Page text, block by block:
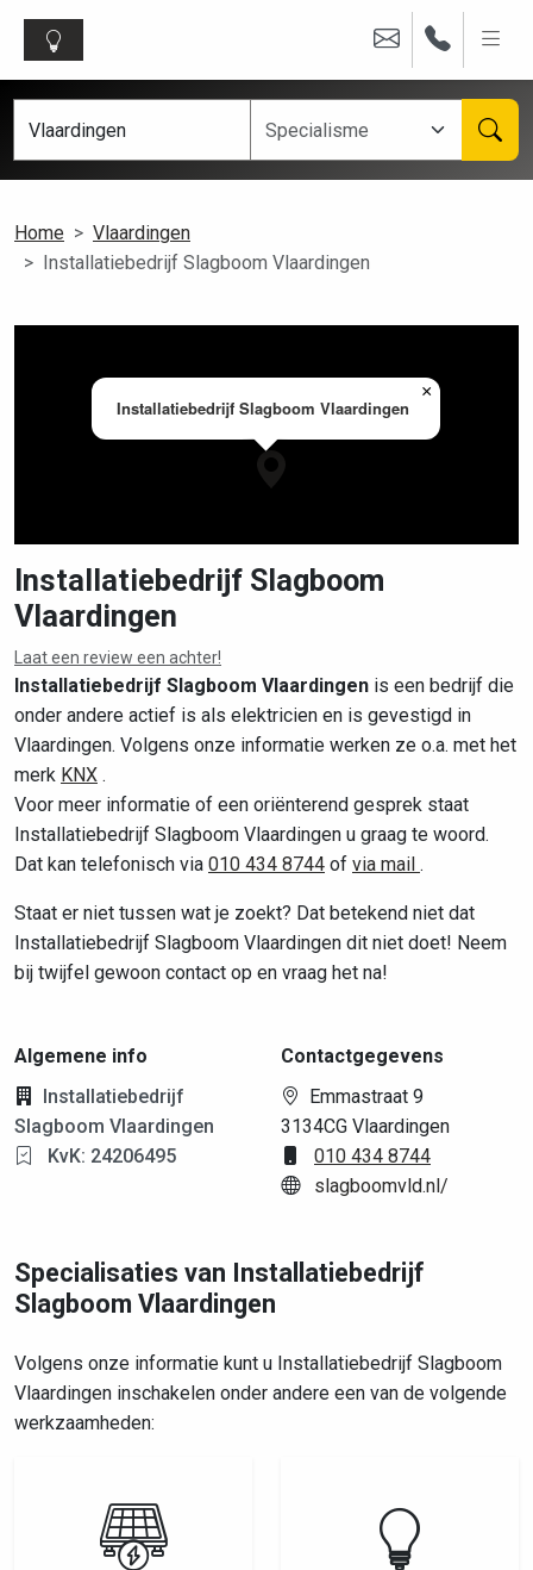
Home
Vlaardingen
Installatiebedrijf Slagboom Vlaardingen
Installatiebedrijf Slagboom Vlaardingen
×
Installatiebedrijf Slagboom
Vlaardingen
Laat een review een achter!
Installatiebedrijf Slagboom Vlaardingen is een bedrijf die
onder andere actief is als elektricien en is gevestigd in
Vlaardingen. Volgens onze informatie werken ze o.a. met het
merk KNX .
Voor meer informatie of een oriënterend gesprek staat
Installatiebedrijf Slagboom Vlaardingen u graag te woord.
Dat kan telefonisch via 010 434 8744 of via mail .
Staat er niet tussen wat je zoekt? Dat betekend niet dat
Installatiebedrijf Slagboom Vlaardingen dit niet doet! Neem
bij twijfel gewoon contact op en vraag het na!
Algemene info
Installatiebedrijf
Slagboom Vlaardingen
KvK: 24206495
Contactgegevens
Emmastraat 9
3134CG Vlaardingen
010 434 8744
slagboomvld.nl/
Specialisaties van Installatiebedrijf
Slagboom Vlaardingen
Volgens onze informatie kunt u Installatiebedrijf Slagboom
Vlaardingen inschakelen onder andere een van de volgende
werkzaamheden: